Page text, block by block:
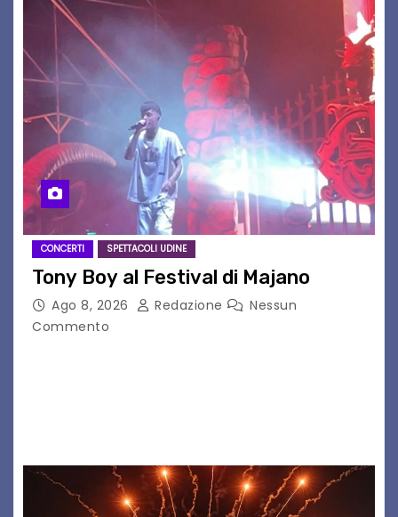
CONCERTI SPETTACOLI UDINE
Tony Boy al Festival di Majano
Ago 8, 2026 Redazione
Nessun
Commento